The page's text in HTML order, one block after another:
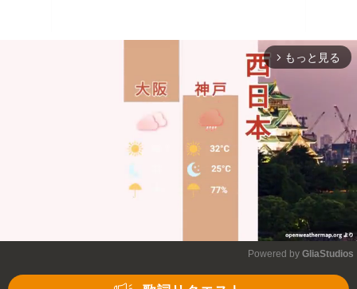
arrow_forward_ios もっと見る
Powered by GliaStudios